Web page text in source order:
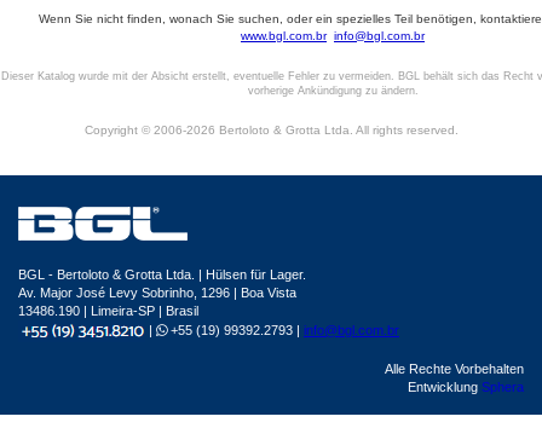
Wenn Sie nicht finden, wonach Sie suchen, oder ein spezielles Teil benötigen,
www.bgl.com.br info@bgl.com.br
Dieser Katalog wurde mit der Absicht erstellt, eventuelle Fehler zu vermeiden. BGL behält sich das Recht
vorherige Ankündigung zu ändern.
Copyright © 2006-2026 Bertoloto & Grotta Ltda. All rights reserved.
BGL - Bertoloto & Grotta Ltda. | Hülsen für Lager.
Av. Major José Levy Sobrinho, 1296 | Boa Vista
13486.190 | Limeira-SP | Brasil
|
+55 (19) 99392.2793 | info@bgl.com.br
Alle Rechte Vorbehalten
Entwicklung Sphera